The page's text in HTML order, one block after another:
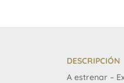
DESCRIPCIÓN
A estrenar –